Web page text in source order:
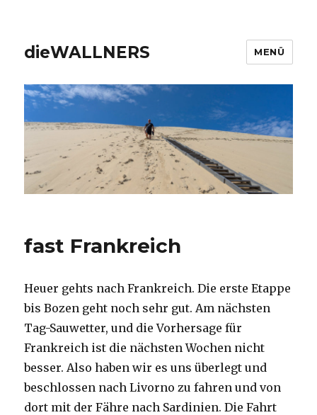
dieWALLNERS MENÜ
fast Frankreich
Heuer gehts nach Frankreich. Die erste Etappe
bis Bozen geht noch sehr gut. Am nächsten
Tag-Sauwetter, und die Vorhersage für
Frankreich ist die nächsten Wochen nicht
besser. Also haben wir es uns überlegt und
beschlossen nach Livorno zu fahren und von
dort mit der Fähre nach Sardinien. Die Fahrt